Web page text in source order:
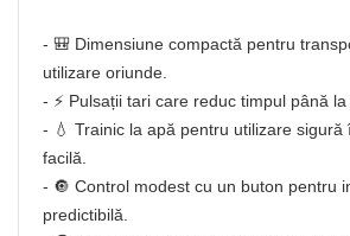
- 🎒 Dimensiune compactă pentru
utilizare oriunde.
- ⚡ Pulsații tari care reduc timpul până
- 💧 Trainic la apă pentru utilizare sigură
facilă.
- 🔘 Control modest cu un buton pentru
predictibilă.